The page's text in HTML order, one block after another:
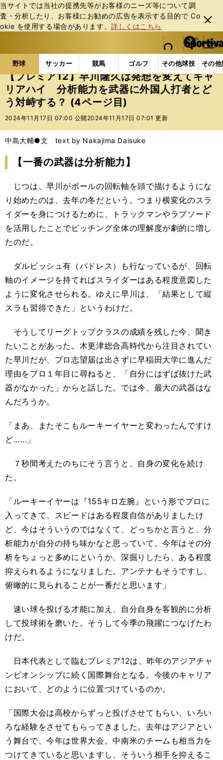
当サイトでは当社の提携先等がお客様のニーズ等について調
査・分析したり、お客様にお勧めの広告を表⽰する⽬的で Co
okie を使⽤する場合があります。詳しくはこちら
閉じ
る
web Sportiva (webスポルティーバ)
検索
マイペ
ー
ジ
メニュ
野球 サッカー 競馬 ゴルフ その他球技 その
b
ス
ポ
ル
テ
ー
バ
野球の記事一覧 プロ野球 【プレミア12】早川隆久
【プレミア12】早川隆久は発想を変えてキャ
リアハイ 分析能力を武器に外国人打者とど
う対峙する？ (4ページ目)
2024年11月17日 07:00 公開 2024年11月17日 07:01 更新
中島大輔●文 text by Nakajima Daisuke
【一番の武器は分析能力】
じつは、早川がボールの回転軸を頭で描けるようにな
り始めたのは、去年の冬だという。つまり横変化のスラ
イダーを身につけるために、トラックマンやラプソード
を活用したことでピッチング全体の理解度が劇的に増し
たのだ。
ダルビッシュ有（パドレス）も行なっているが、回転
軸のイメージを持てればスライダーはある程度意図した
ように変化させられる。ゆえに早川は、「結果として縦
スラも習得できた」というわけだ。
そうしてリーグトップクラスの成績を残した今、聞き
たいことがあった。木更津総合高時代から注目されてい
た早川だが、プロ志望届は出さずに早稲田大学に進んだ
理由をプロ１年目に尋ねると、「自分にはずば抜けた武
器がなかった」からと話した。では今、最大の武器はな
んだろうか。
「まあ、またそこもルーキーイヤーと変わったんですけ
ど......」
７秒間考えたのちにそう言うと、自身の変化を続け
た。
「ルーキーイヤーは『155キロ左腕』という形でプロに
入ってきて、スピードはある程度自信がありましたけ
ど、今はそういうのではなくて、どっちかと言うと、分
析能力が自分の持ち味かなと思っていて。今年はその分
析をちょっと多めにというか、深掘りしたら、ある程度
抑えられるようになりました。アンテナもそうですし、
俯瞰的に見られることが一番だと思います」
速い球を投げる才能に加え、自分自身を客観的に分析
して投球術を磨いた。そうして今季の飛躍につなげたわ
けだ。
日本代表として臨むプレミア12は、昨年のアジアチャ
ンピオンシップに続く国際舞台となる。今後のキャリア
において、どのように位置づけているのか。
「国際大会は高校からずっと投げさせてもらい、いろい
ろな経験をさせてもらってきました。去年はアジアとい
う舞台で、今年は世界大会。中南米のチームも相当力を
つけてきていると思いますし、そういう相手を抑えるこ